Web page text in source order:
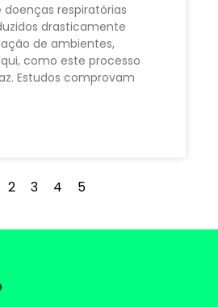
respiratórias
drasticamente
de ambientes,
como este processo
Estudos comprovam
2 3 4 5